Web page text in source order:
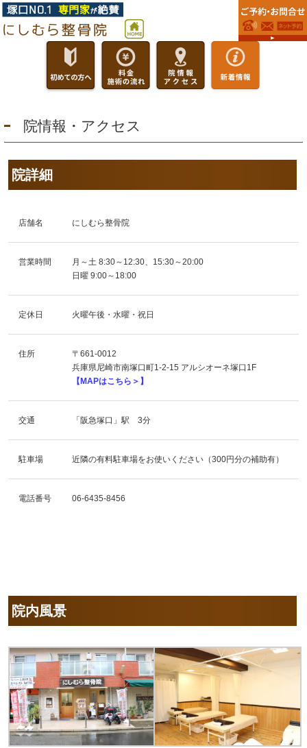
院情報・アクセス
院詳細
店舗名 にしむら整骨院
営業時間
月～土 8:30～12:30、15:30～20:00
日曜 9:00～18:00
定休日 火曜午後・水曜・祝日
住所
〒661-0012
兵庫県尼崎市南塚口町1-2-15 アルシオーネ塚口1F
【MAPはこちら＞】
交通 「阪急塚口」駅 3分
駐車場 近隣の有料駐車場をお使いください（300円分の補助有）
電話番号 06-6435-8456
院内風景